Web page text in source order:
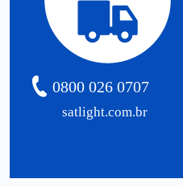
satlight.com.br
0800 026 0707